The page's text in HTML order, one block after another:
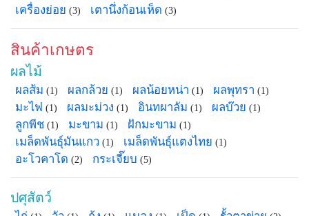
เครื่องย่อย (3) เตานึ่งก้อนเห็ด (3)
สินค้าเกษตร
ผลไม้
ผลส้ม (1) ผลกล้วย (1) ผลน้อยหน่า (1) ผลพุทรา (1)
มะไฟ (1) ผลมะม่วง (1) อินทผาลัม (1) ผลบ๊วย (1)
ลูกพีช (1) มะขาม (1) ฝักมะขาม (1)
เมล็ดพันธุ์มันแกว (1) เมล็ดพันธุ์แตงไทย (1)
อะโวคาโด (2) กระเจี๊ยบ (5)
ปศุสัตว์